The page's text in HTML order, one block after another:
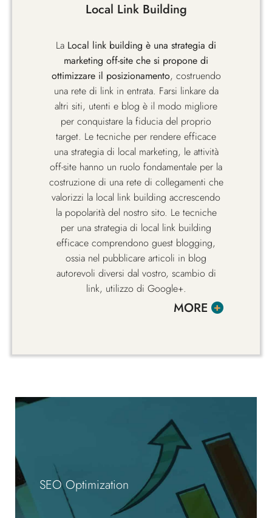
Local Link Building
La Local link building è una strategia di
marketing off-site che si propone di
ottimizzare il posizionamento, costruendo
una rete di link in entrata. Farsi linkare da
altri siti, utenti e blog è il modo migliore
per conquistare la fiducia del proprio
target. Le tecniche per rendere efficace
una strategia di local marketing, le attività
off-site hanno un ruolo fondamentale per la
costruzione di una rete di collegamenti che
valorizzi la local link building accrescendo
la popolarità del nostro sito. Le tecniche
per una strategia di local link building
efficace comprendono guest blogging,
ossia nel pubblicare articoli in blog
autorevoli diversi dal vostro, scambio di
link, utilizzo di Google+.
MORE
SEO Optimization